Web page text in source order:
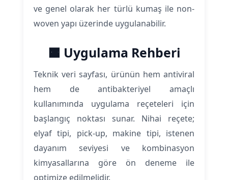
ve genel olarak her türlü kumaş ile non-
woven yapı üzerinde uygulanabilir.
🟧 Uygulama Rehberi
Teknik veri sayfası, ürünün hem antiviral
hem de antibakteriyel amaçlı
kullanımında uygulama reçeteleri için
başlangıç noktası sunar. Nihai reçete;
elyaf tipi, pick-up, makine tipi, istenen
dayanım seviyesi ve kombinasyon
kimyasallarına göre ön deneme ile
optimize edilmelidir.